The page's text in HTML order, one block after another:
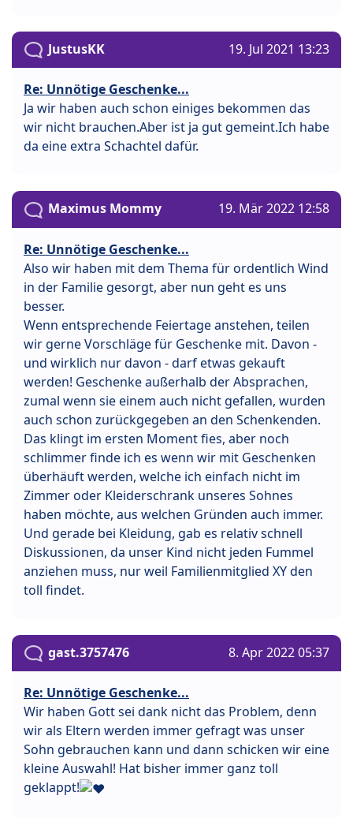
JustusKK 19. Jul 2021 13:23
Re: Unnötige Geschenke...
Ja wir haben auch schon einiges bekommen das
wir nicht brauchen.Aber ist ja gut gemeint.Ich habe
da eine extra Schachtel dafür.
Maximus Mommy 19. Mär 2022 12:58
Re: Unnötige Geschenke...
Also wir haben mit dem Thema für ordentlich Wind
in der Familie gesorgt, aber nun geht es uns
besser.
Wenn entsprechende Feiertage anstehen, teilen
wir gerne Vorschläge für Geschenke mit. Davon -
und wirklich nur davon - darf etwas gekauft
werden! Geschenke außerhalb der Absprachen,
zumal wenn sie einem auch nicht gefallen, wurden
auch schon zurückgegeben an den Schenkenden.
Das klingt im ersten Moment fies, aber noch
schlimmer finde ich es wenn wir mit Geschenken
überhäuft werden, welche ich einfach nicht im
Zimmer oder Kleiderschrank unseres Sohnes
haben möchte, aus welchen Gründen auch immer.
Und gerade bei Kleidung, gab es relativ schnell
Diskussionen, da unser Kind nicht jeden Fummel
anziehen muss, nur weil Familienmitglied XY den
toll findet.
gast.3757476 8. Apr 2022 05:37
Re: Unnötige Geschenke...
Wir haben Gott sei dank nicht das Problem, denn
wir als Eltern werden immer gefragt was unser
Sohn gebrauchen kann und dann schicken wir eine
kleine Auswahl! Hat bisher immer ganz toll
geklappt!